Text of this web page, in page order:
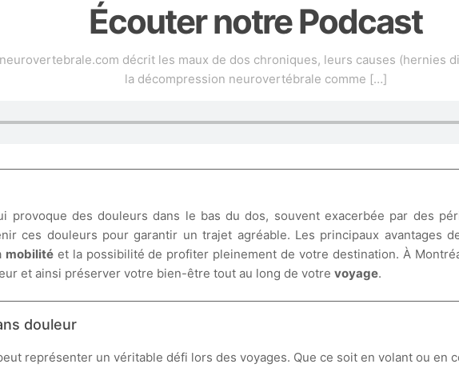
Écouter notre Podcast
décrit les maux de dos chroniques, leurs causes (hernies
la décompression neurovertébrale comme […]
des douleurs dans le bas du dos, souvent exacerbée par des
ces douleurs pour garantir un trajet agréable. Les principaux avantages
mobilitéet la possibilité de profiter pleinement de votre destination. À
et ainsi préserver votre bien-être tout au long de votre voyage.
douleur
représenter un véritable défi lors des voyages. Que ce soit en volant ou en